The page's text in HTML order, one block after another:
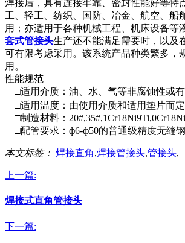
焊接后，具有连接牢靠、密封性能好等特
工、轻工、纺织、国防、冶金、航空、船
用；亦适用于各种机械工程、机床设备等
套式管接头生产还不能满足需要时，以及
可有限考虑采用。该系统产品种类繁多，
用。
性能规范
□适用介质：油、水、气等非腐蚀性或
□适用温度：由使用介质和适用垫片而
□制造材料：
□配管要求：ф6-ф50的普通级精度无缝
本文标签： 焊接直角,焊接管接头,管接头,
上一篇:
焊接式直角管接头
下一篇: